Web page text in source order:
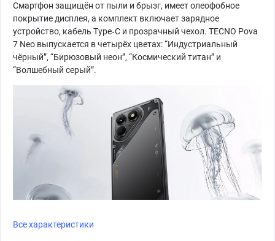
Смартфон защищён от пыли и брызг, имеет олеофобное
покрытие дисплея, а комплект включает зарядное
устройство, кабель Type‑C и прозрачный чехол. TECNO Pova
7 Neo выпускается в четырёх цветах: “Индустриальный
чёрный”, “Бирюзовый неон”, “Космический титан” и
“Волшебный серый”.
Все характеристики